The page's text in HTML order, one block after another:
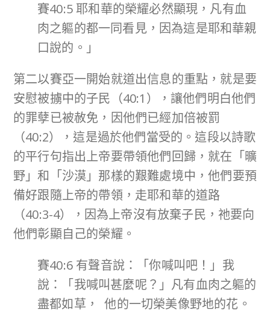
賽40:5 耶和華的榮耀必然顯現，凡有血
肉之軀的都一同看見，因為這是耶和華親
口說的。」
第二以賽亞一開始就道出信息的重點，就是要
安慰被擄中的子民（40:1），讓他們明白他們
的罪孽已被赦免，因他們已經加倍被罰
（40:2），這是過於他們當受的。這段以詩歌
的平行句指出上帝要帶領他們回歸，就在「曠
野」和「沙漠」那樣的艱難處境中，他們要預
備好跟隨上帝的帶領，走耶和華的道路
（40:3-4），因為上帝沒有放棄子民，祂要向
他們彰顯自己的榮耀。
賽40:6 有聲音說：「你喊叫吧！」我
說：「我喊叫甚麼呢？」凡有血肉之軀的
盡都如草， 他的一切榮美像野地的花。